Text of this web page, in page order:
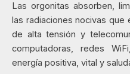
Las orgonitas absorben,
las radiaciones nocivas
de alta tensión y
computadoras, redes
energía positiva, vital y